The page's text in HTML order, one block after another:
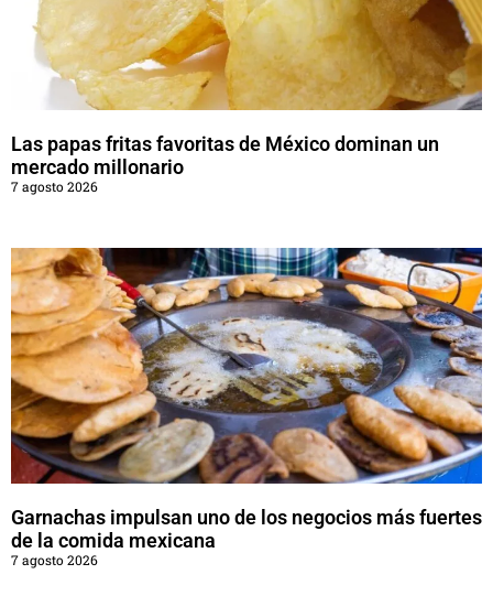
Las papas fritas favoritas de México dominan un
mercado millonario
7 agosto 2026
Garnachas impulsan uno de los negocios más fuertes
de la comida mexicana
7 agosto 2026